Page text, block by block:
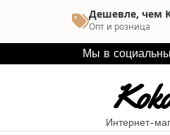
Дешевле, чем
Опт и розница
Мы в
Интернет-